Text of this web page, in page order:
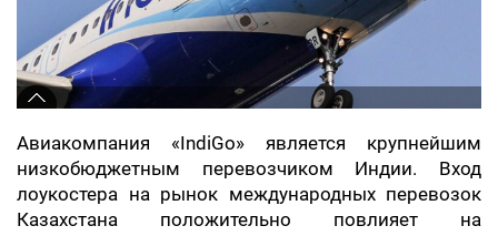
Авиакомпания «IndiGo» является крупнейшим
низкобюджетным перевозчиком Индии. Вход
лоукостера на рынок международных перевозок
Казахстана положительно повлияет на